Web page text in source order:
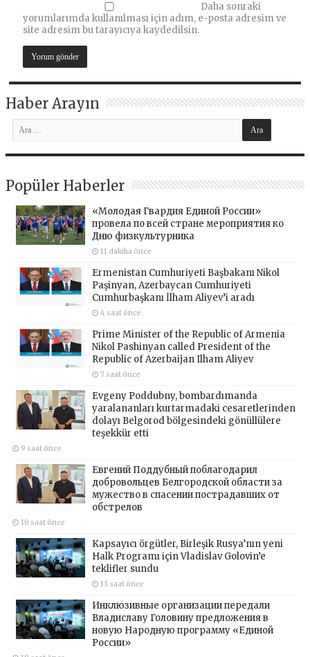
Daha sonraki
yorumlarımda kullanılması için adım, e-posta adresim ve
site adresim bu tarayıcıya kaydedilsin.
Haber Arayın
Popüler Haberler
«Молодая Гвардия Единой России»
провела по всей стране мероприятия ко
Дню физкультурника
11 dakika önce
Ermenistan Cumhuriyeti Başbakanı Nikol
Paşinyan, Azerbaycan Cumhuriyeti
Cumhurbaşkanı İlham Aliyev’i aradı
4 saat önce
Prime Minister of the Republic of Armenia
Nikol Pashinyan called President of the
Republic of Azerbaijan Ilham Aliyev
7 saat önce
Evgeny Poddubny, bombardımanda
yaralananları kurtarmadaki cesaretlerinden
dolayı Belgorod bölgesindeki gönüllülere
teşekkür etti
9 saat önce
Евгений Поддубный поблагодарил
добровольцев Белгородской области за
мужество в спасении пострадавших от
обстрелов
10 saat önce
Kapsayıcı örgütler, Birleşik Rusya’nın yeni
Halk Programı için Vladislav Golovin’e
teklifler sundu
13 saat önce
Инклюзивные организации передали
Владиславу Головину предложения в
новую Народную программу «Единой
России»